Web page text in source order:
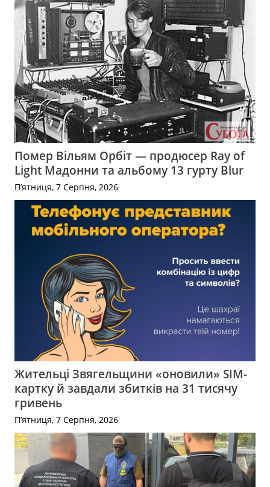
Помер Вільям Орбіт — продюсер Ray of
Light Мадонни та альбому 13 гурту Blur
П’ятниця, 7 Серпня, 2026
Жительці Звягельщини «оновили» SIM-
картку й завдали збитків на 31 тисячу
гривень
П’ятниця, 7 Серпня, 2026